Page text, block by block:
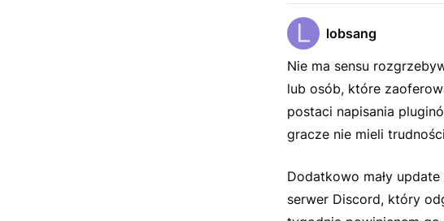
lobsang
Nie ma sensu
lub osób, które
postaci napisania
gracze nie mieli
Dodatkowo mały
serwer Discord, który